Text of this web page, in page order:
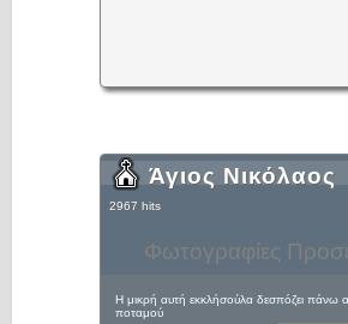
Φωτογραφίες
Άγιος Νικόλαος
2967 hits
Η μικρή αυτή εκκλήσούλα δεσπόζει πάνω
ποταμού